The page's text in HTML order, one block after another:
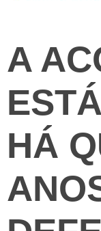
A
HÁ